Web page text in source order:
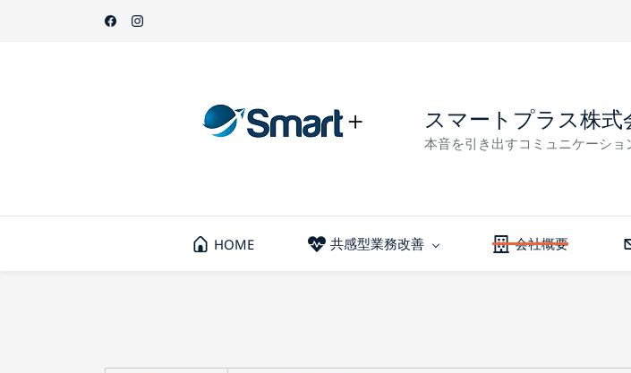
スマートプラス株式
本音を引き出すコミュニケーショ
HOME 共感型業務改善 会社概要